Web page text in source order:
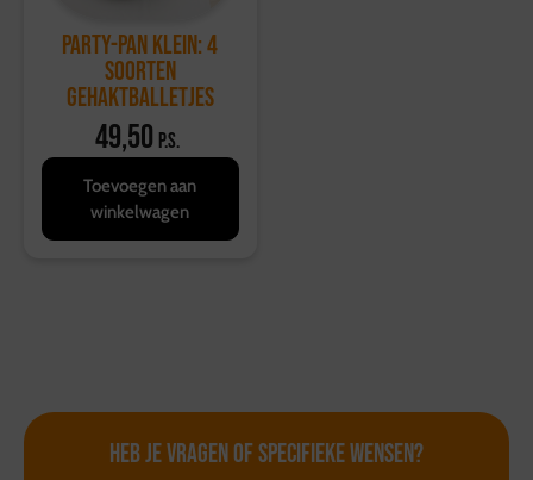
Party-Pan Klein: 4
soorten
gehaktballetjes
49,50 p.s.
Toevoegen aan
winkelwagen
Heb je vragen ofspecifieke wensen?